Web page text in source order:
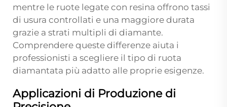
mentre le ruote legate con resina offrono tassi
di usura controllati e una maggiore durata
grazie a strati multipli di diamante.
Comprendere queste differenze aiuta i
professionisti a scegliere il tipo di ruota
diamantata più adatto alle proprie esigenze.
Applicazioni di Produzione di